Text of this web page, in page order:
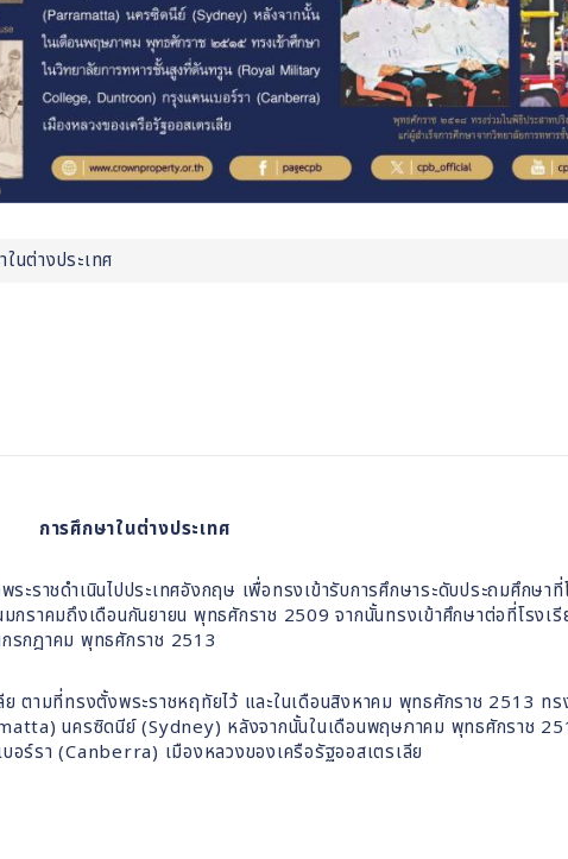
นต่างประเทศ
การศึกษาในต่างประเทศ
าชดำเนินไปประเทศอังกฤษ เพื่อทรงเข้ารับการศึกษาระดับประถมศึกษา
ราคมถึงเดือนกันยายน พุทธศักราช 2509 จากนั้นทรงเข้าศึกษาต่อที่โรง
รกฎาคม พุทธศักราช 2513
ามที่ทรงตั้งพระราชหฤทัยไว้ และในเดือนสิงหาคม พุทธศักราช 2513 ทร
นครซิดนีย์ (Sydney) หลังจากนั้นในเดือนพฤษภาคม พุทธศักราช
รา (Canberra) เมืองหลวงของเครือรัฐออสเตรเลีย